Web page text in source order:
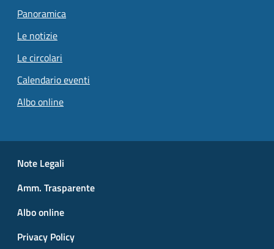
Panoramica
Le notizie
Le circolari
Calendario eventi
Albo online
Small prints
Note Legali
Amm. Trasparente
Albo online
Privacy Policy